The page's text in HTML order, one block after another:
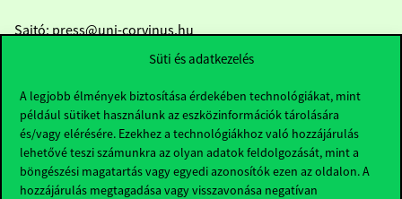
Süti és adatkezelés
A legjobb élmények biztosítása érdekében technológiákat, mint
például sütiket használunk az eszközinformációk tárolására
és/vagy elérésére. Ezekhez a technológiákhoz való hozzájárulás
lehetővé teszi számunkra az olyan adatok feldolgozását, mint a
böngészési magatartás vagy egyedi azonosítók ezen az oldalon. A
hozzájárulás megtagadása vagy visszavonása negatívan
Sajtó:press@uni-corvinus.hu
Hasznos linkek